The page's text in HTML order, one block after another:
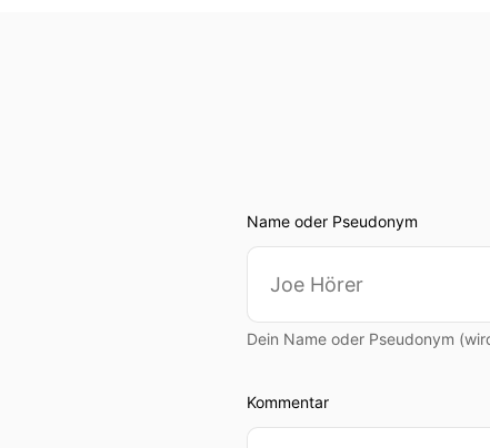
Name oder Pseudonym
Dein Name oder Pseudonym
Kommentar